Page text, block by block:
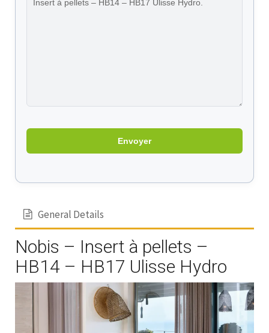
General Details
Nobis – Insert à pellets –
HB14 – HB17 Ulisse Hydro